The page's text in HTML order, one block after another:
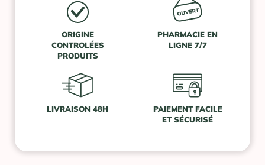
ORIGINE
CONTROLÉES
PRODUITS
PHARMACIE EN
LIGNE 7/7
LIVRAISON 48H
PAIEMENT FACILE
ET SÉCURISÉ